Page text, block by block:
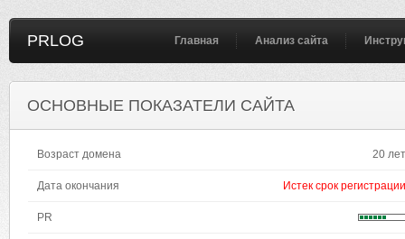
PRLOG Главная Анализ сайта
ОСНОВНЫЕ ПОКАЗАТЕЛИ САЙТА
Возраст домена 20 лет
Дата окончания Истек срок регистрации
PR